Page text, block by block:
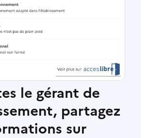
le gérant de
partagez
sur